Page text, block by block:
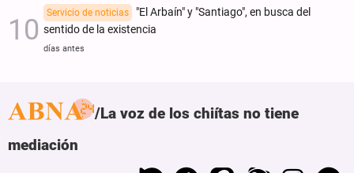
Servicio de noticias
"El Arbaín" y "Santiago", en busca del
sentido de la existencia
días antes
La voz de los chiítas no tiene
mediación